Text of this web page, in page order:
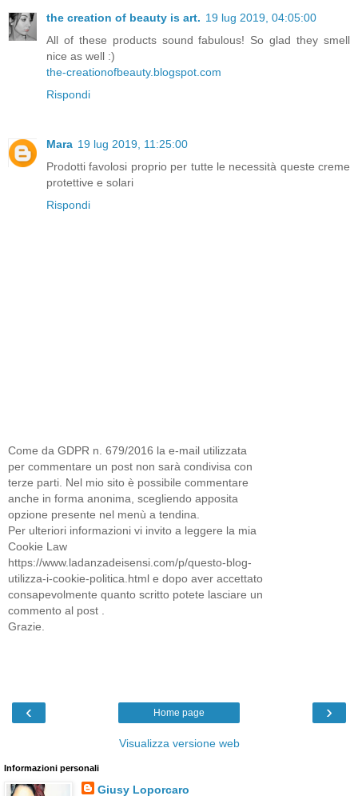
the creation of beauty is art. 19 lug 2019, 04:05:00
All of these products sound fabulous! So glad they smell
nice as well :)
the-creationofbeauty.blogspot.com
Rispondi
Mara 19 lug 2019, 11:25:00
Prodotti favolosi proprio per tutte le necessità queste creme
protettive e solari
Rispondi
Come da GDPR n. 679/2016 la e-mail utilizzata
per commentare un post non sarà condivisa con
terze parti. Nel mio sito è possibile commentare
anche in forma anonima, scegliendo apposita
opzione presente nel menù a tendina.
Per ulteriori informazioni vi invito a leggere la mia
Cookie Law
https://www.ladanzadeisensi.com/p/questo-blog-
utilizza-i-cookie-politica.html e dopo aver accettato
consapevolmente quanto scritto potete lasciare un
commento al post .
Grazie.
‹ ›
Home page
Visualizza versione web
Informazioni personali
Giusy Loporcaro